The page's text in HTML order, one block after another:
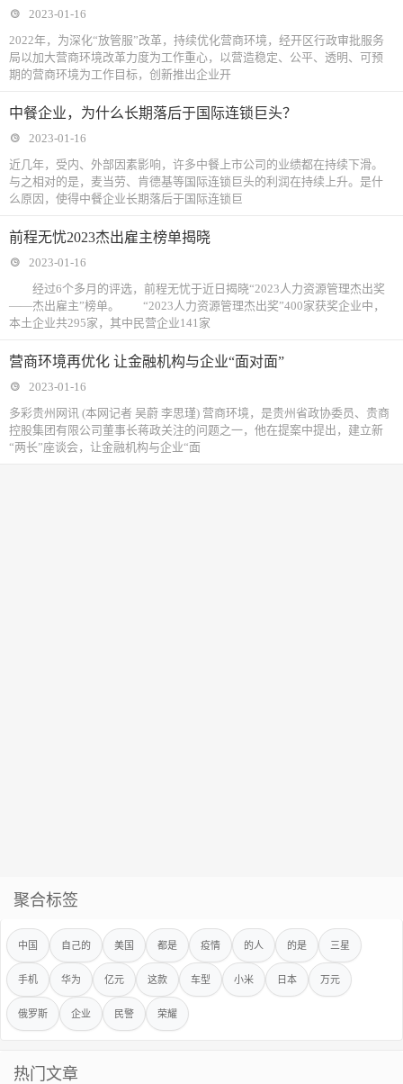
2023-01-16
2022年，为深化“放管服”改革，持续优化营商环境，经开区行政审批服务
局以加大营商环境改革力度为工作重心，以营造稳定、公平、透明、可预
期的营商环境为工作目标，创新推出企业开
中餐企业，为什么长期落后于国际连锁巨头？
2023-01-16
近几年，受内、外部因素影响，许多中餐上市公司的业绩都在持续下滑。
与之相对的是，麦当劳、肯德基等国际连锁巨头的利润在持续上升。是什
么原因，使得中餐企业长期落后于国际连锁巨
前程无忧2023杰出雇主榜单揭晓
2023-01-16
经过6个多月的评选，前程无忧于近日揭晓“2023人力资源管理杰出奖
——杰出雇主”榜单。 “2023人力资源管理杰出奖”400家获奖企业中，
本土企业共295家，其中民营企业141家
营商环境再优化 让金融机构与企业“面对面”
2023-01-16
多彩贵州网讯 (本网记者 吴蔚 李思瑾) 营商环境，是贵州省政协委员、贵商
控股集团有限公司董事长蒋政关注的问题之一，他在提案中提出，建立新
“两长”座谈会，让金融机构与企业“面
聚合标签
中国 自己的 美国 都是 疫情 的人 的是 三星
手机 华为 亿元 这款 车型 小米 日本 万元
俄罗斯 企业 民警 荣耀
热门文章